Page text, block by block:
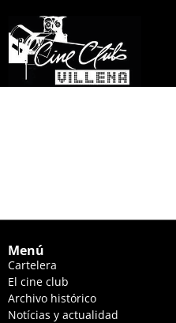
Menú
Cartelera
El cine club
Archivo histórico
Notícias y actualidad